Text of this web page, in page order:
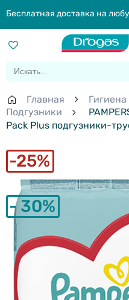
Бесплатная доставка на
Главная Гигиена
Подгузники
Pack Plus подгузники-
25%
30%